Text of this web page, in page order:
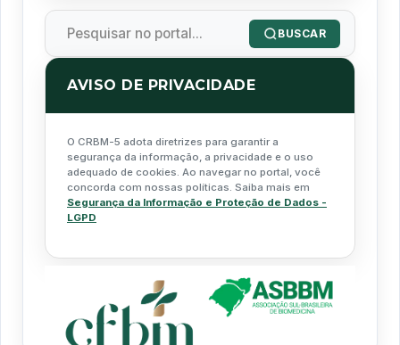
BUSCAR
AVISO DE PRIVACIDADE
O CRBM-5 adota diretrizes para garantir a
segurança da informação, a privacidade e o uso
adequado de cookies. Ao navegar no portal, você
concorda com nossas políticas. Saiba mais em
Segurança da Informação e Proteção de Dados -
LGPD